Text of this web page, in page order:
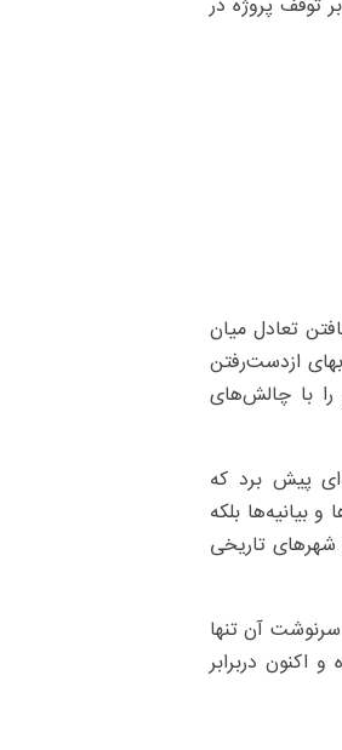
تعادل میان
ازدست‌رفتن
را با چالش‌های
پیش برد که
بیانیه‌ها بلکه
تاریخی
آن تنها
اکنون دربرابر